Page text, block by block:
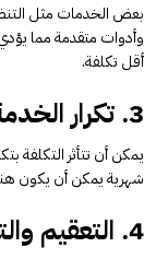
بعض الخدمات مثل
وأدوات متقدمة مما
أقل تكلفة.
3. تكرار الخدمة
يمكن أن تتأثر التكلفة
شهرية يمكن أن يكون
4. التعقيم والتطهير